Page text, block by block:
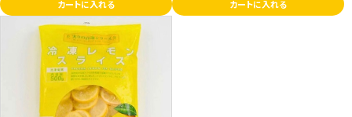
カートに入れる カートに入れる